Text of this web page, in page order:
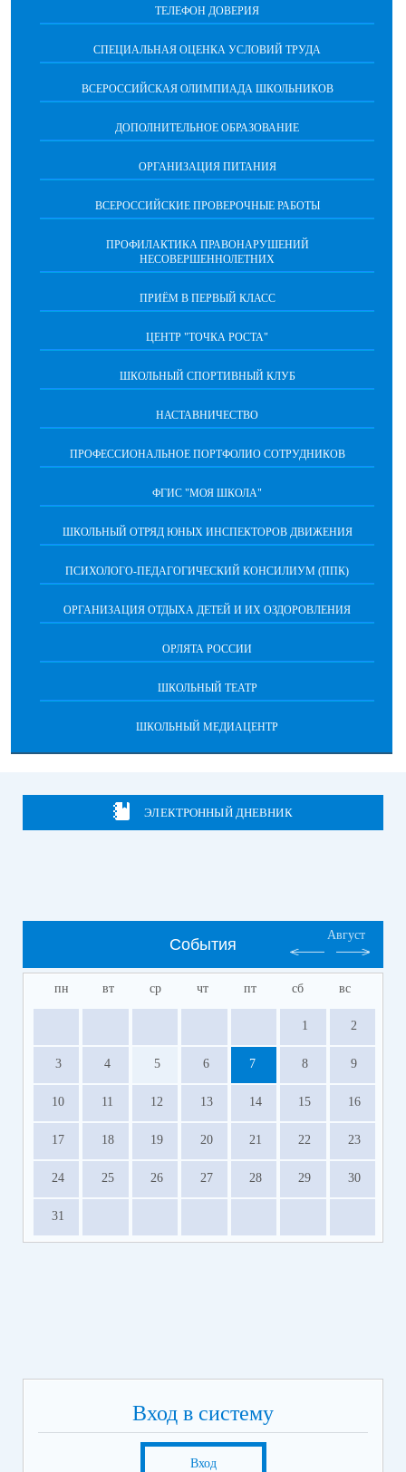
ТЕЛЕФОН ДОВЕРИЯ
СПЕЦИАЛЬНАЯ ОЦЕНКА УСЛОВИЙ ТРУДА
ВСЕРОССИЙСКАЯ ОЛИМПИАДА ШКОЛЬНИКОВ
ДОПОЛНИТЕЛЬНОЕ ОБРАЗОВАНИЕ
ОРГАНИЗАЦИЯ ПИТАНИЯ
ВСЕРОССИЙСКИЕ ПРОВЕРОЧНЫЕ РАБОТЫ
ПРОФИЛАКТИКА ПРАВОНАРУШЕНИЙ
НЕСОВЕРШЕННОЛЕТНИХ
ПРИЁМ В ПЕРВЫЙ КЛАСС
ЦЕНТР "ТОЧКА РОСТА"
ШКОЛЬНЫЙ СПОРТИВНЫЙ КЛУБ
НАСТАВНИЧЕСТВО
ПРОФЕССИОНАЛЬНОЕ ПОРТФОЛИО СОТРУДНИКОВ
ФГИС "МОЯ ШКОЛА"
ШКОЛЬНЫЙ ОТРЯД ЮНЫХ ИНСПЕКТОРОВ ДВИЖЕНИЯ
ПСИХОЛОГО-ПЕДАГОГИЧЕСКИЙ КОНСИЛИУМ (ППК)
ОРГАНИЗАЦИЯ ОТДЫХА ДЕТЕЙ И ИХ ОЗДОРОВЛЕНИЯ
ОРЛЯТА РОССИИ
ШКОЛЬНЫЙ ТЕАТР
ШКОЛЬНЫЙ МЕДИАЦЕНТР
ЭЛЕКТРОННЫЙ ДНЕВНИК
События
Август
пн вт ср чт пт сб вс
1 2
3 4 5 6 7 8 9
10 11 12 13 14 15 16
17 18 19 20 21 22 23
24 25 26 27 28 29 30
31
Вход в систему
Вход